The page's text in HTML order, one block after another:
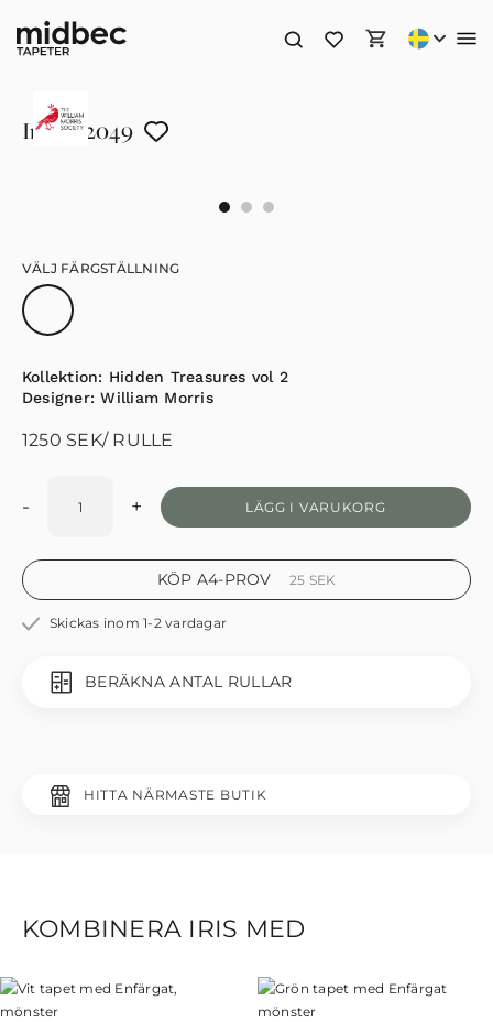
Iris – 82049
Kollektion: Hidden Treasures vol 2
Designer:William Morris
VÄLJ FÄRGSTÄLLNING
1250 SEK/ RULLE
- + LÄGG I VARUKORG
Skickas inom 1-2 vardagar
BERÄKNA ANTAL RULLAR
KÖP A4-PROV 25 SEK
HITTA NÄRMASTE BUTIK
KOMBINERA IRIS MED